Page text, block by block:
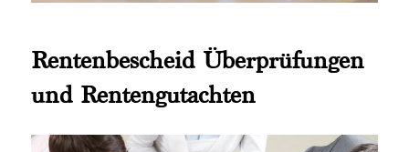
Rentenbescheid Überprüfungen
und Rentengutachten